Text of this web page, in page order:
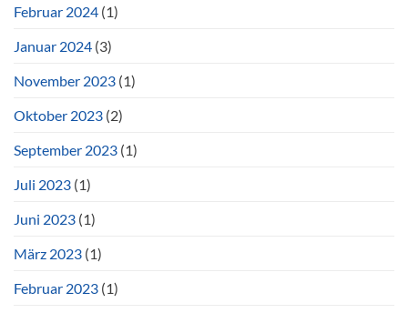
Februar 2024 (1)
Januar 2024 (3)
November 2023 (1)
Oktober 2023 (2)
September 2023 (1)
Juli 2023 (1)
Juni 2023 (1)
März 2023 (1)
Februar 2023 (1)